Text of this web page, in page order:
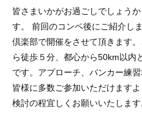
皆さまいかがお過ごしでしょう
す。 前回のコンペ後にご紹介し
倶楽部で開催をさせて頂きます
ら徒歩５分、都心から50km以内
です。アプローチ、バンカー練
皆様に多数ご参加いただけます
検討の程宜しくお願いいたしま